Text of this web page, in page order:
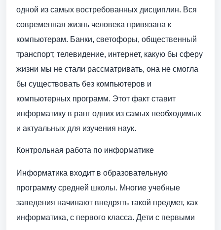
одной из самых востребованных дисциплин. Вся
современная жизнь человека привязана к
компьютерам. Банки, светофоры, общественный
транспорт, телевидение, интернет, какую бы сферу
жизни мы не стали рассматривать, она не смогла
бы существовать без компьютеров и
компьютерных программ. Этот факт ставит
информатику в ранг одних из самых необходимых
и актуальных для изучения наук.
Контрольная работа по информатике
Информатика входит в образовательную
программу средней школы. Многие учебные
заведения начинают внедрять такой предмет, как
информатика, с первого класса. Дети с первыми